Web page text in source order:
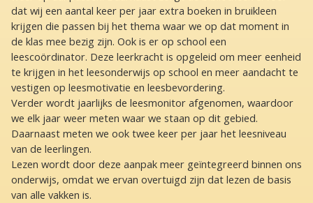
dat wij een aantal keer per jaar extra boeken in bruikleen
krijgen die passen bij het thema waar we op dat moment in
de klas mee bezig zijn. Ook is er op school een
leescoördinator. Deze leerkracht is opgeleid om meer eenheid
te krijgen in het leesonderwijs op school en meer aandacht te
vestigen op leesmotivatie en leesbevordering.
Verder wordt jaarlijks de leesmonitor afgenomen, waardoor
we elk jaar weer meten waar we staan op dit gebied.
Daarnaast meten we ook twee keer per jaar het leesniveau
van de leerlingen.
Lezen wordt door deze aanpak meer geïntegreerd binnen ons
onderwijs, omdat we ervan overtuigd zijn dat lezen de basis
van alle vakken is.